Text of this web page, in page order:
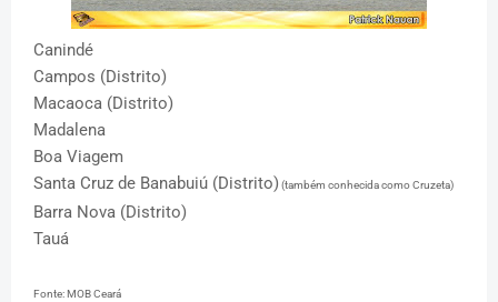
Canindé
Campos (Distrito)
Macaoca (Distrito)
Madalena
Boa Viagem
Santa Cruz de Banabuiú (Distrito) (também conhecida como Cruzeta)
Barra Nova (Distrito)
Tauá
Fonte: MOB Ceará